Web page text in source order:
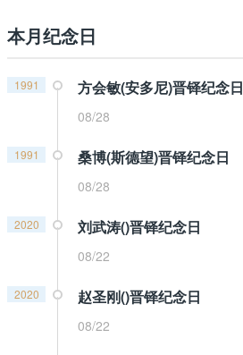
本月纪念日
1991 方会敏(安多尼)晋铎纪念日
08/28
1991 桑博(斯德望)晋铎纪念日
08/28
2020 刘武涛()晋铎纪念日
08/22
2020 赵圣刚()晋铎纪念日
08/22